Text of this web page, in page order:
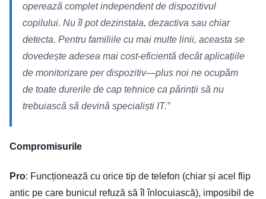
operează complet independent de dispozitivul
copilului. Nu îl pot dezinstala, dezactiva sau chiar
detecta. Pentru familiile cu mai multe linii, aceasta se
dovedește adesea mai cost-eficientă decât aplicațiile
de monitorizare per dispozitiv—plus noi ne ocupăm
de toate durerile de cap tehnice ca părinții să nu
trebuiască să devină specialiști IT.”
Compromisurile
Pro: Funcționează cu orice tip de telefon (chiar și acel flip
antic pe care bunicul refuză să îl înlocuiască), imposibil de